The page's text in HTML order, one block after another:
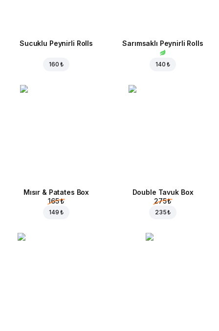
Sucuklu Peynirli Rolls
160 ₺
Sarımsaklı Peynirli Rolls
140 ₺
Mısır & Patates Box
165 ₺
149 ₺
Double Tavuk Box
275 ₺
235 ₺